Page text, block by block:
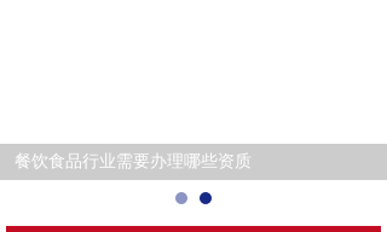
餐饮食品行业需要办理哪些资质
不具备注册条件？
不具备注册条件？
不具备注册条件？
目不具备注册条件？
目不具备注册条件？
项目不具备注册条件？
饮项目不具备注册条件？
餐饮项目不具备注册条件？
多餐饮项目不具备注册条件？
么很多餐饮项目不具备注册条件？
么很多餐饮项目不具备注册条件？
为什么很多餐饮项目不具备注册条件？
为什么很多餐饮项目不具备注册条件？
为什么很多餐饮项目不具备注册条件？
为什么很多餐饮项目不具备注册条件？
为什么很多餐饮项目不具备注册条件？
为什么很多餐饮项目不具备注册条件？
什么很多餐饮项目不具备注册条件？
么很多餐饮项目不具备注册条件？
很多餐饮项目不具备注册条件？
多餐饮项目不具备注册条件？
餐饮项目不具备注册条件？
饮项目不具备注册条件？
饮项目不具备注册条件？
饮项目不具备注册条件？
饮项目不具备注册条件？
饮项目不具备注册条件？
饮项目不具备注册条件？
饮项目不具备注册条件？
饮项目不具备注册条件？
饮项目不具备注册条件？
饮项目不具备注册条件？